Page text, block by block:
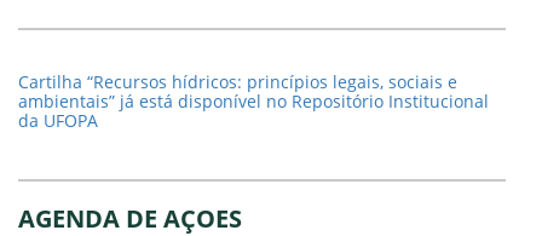
Cartilha “Recursos hídricos: princípios legais, sociais e
ambientais” já está disponível no Repositório Institucional
da UFOPA
AGENDA DE AÇOES